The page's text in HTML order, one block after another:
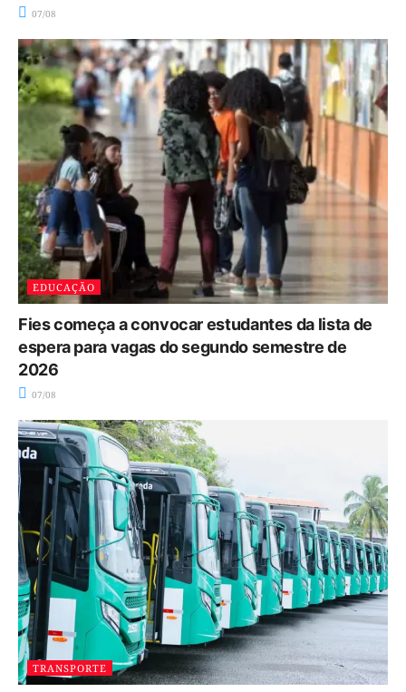
07/08
EDUCAÇÃO
Fies começa a convocar estudantes da lista de
espera para vagas do segundo semestre de
2026
07/08
TRANSPORTE